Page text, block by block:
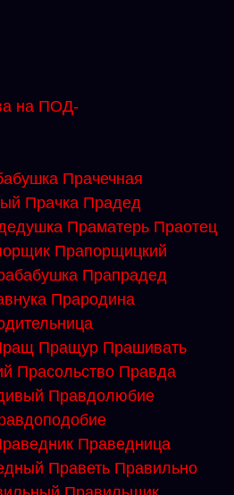
на ПОД-
Прачечная
Прачка Прадед
Праматерь Праотец
Прапорщицкий
Прапрадед
Прародина
Пращур Прашивать
Прасольство Правда
Правдолюбие
Праведница
Праветь Правильно